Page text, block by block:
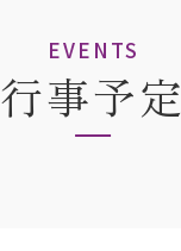
EVENTS
行事予定